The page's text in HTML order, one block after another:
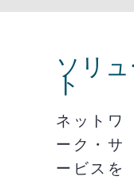
ソリ
ト
ネットワ
ーク・サ
ービスを
ーネット
接続を提
供でき